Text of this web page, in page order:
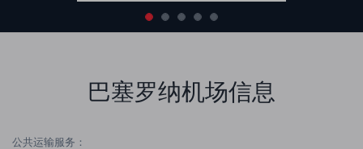
巴塞罗纳机场信息
公共运输服务：